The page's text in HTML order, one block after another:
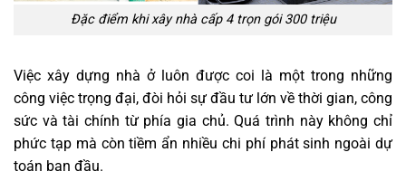
Đặc điểm khi xây nhà cấp 4 trọn gói 300 triệu
Việc xây dựng nhà ở luôn được coi là một trong những
công việc trọng đại, đòi hỏi sự đầu tư lớn về thời gian, công
sức và tài chính từ phía gia chủ. Quá trình này không chỉ
phức tạp mà còn tiềm ẩn nhiều chi phí phát sinh ngoài dự
toán ban đầu.